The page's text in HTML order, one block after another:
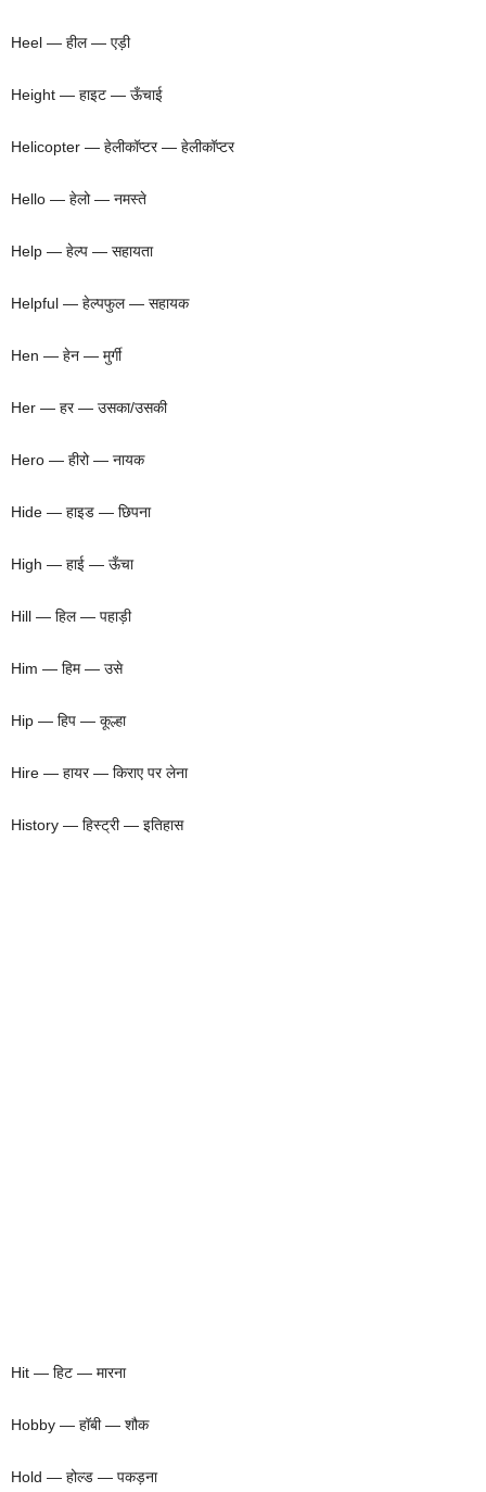
Heel — हील — एड़ी
Height — हाइट — ऊँचाई
Helicopter — हेलीकॉप्टर — हेलीकॉप्टर
Hello — हेलो — नमस्ते
Help — हेल्प — सहायता
Helpful — हेल्पफुल — सहायक
Hen — हेन — मुर्गी
Her — हर — उसका/उसकी
Hero — हीरो — नायक
Hide — हाइड — छिपना
High — हाई — ऊँचा
Hill — हिल — पहाड़ी
Him — हिम — उसे
Hip — हिप — कूल्हा
Hire — हायर — किराए पर लेना
History — हिस्ट्री — इतिहास
Hit — हिट — मारना
Hobby — हॉबी — शौक
Hold — होल्ड — पकड़ना